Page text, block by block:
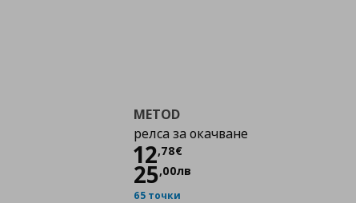
METOD
релса за окачване
12,78€
Цена
25,00лв
65 точки